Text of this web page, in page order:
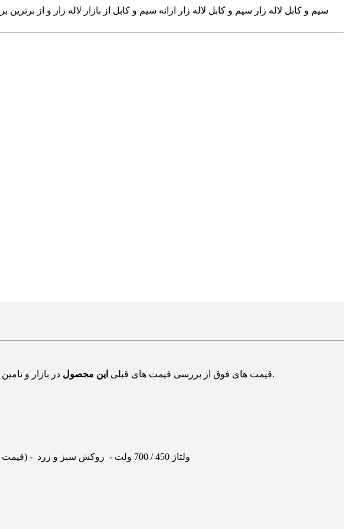
قیمت های فوق از بررسی قیمت های قبلی این محصول در بازار و تامین کنندگان دیگر است و برای اطلاع از حدود قیمت ها است و ممکن است هم اکنون این محصول دارای قیمت جدید باشد.
سیم افشان ارت 50×1 البرز الکتریک لینکو - هادی از جنس مس آنیل شده - روکش PVC - ولتاژ 450 / 700 ولت - روکش سبز و زرد - (قیمت بر اساس یک متر می باشد)